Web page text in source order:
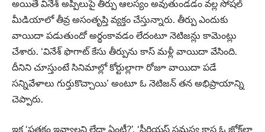
అయితే వినేశ్ అప్పీలుపై తీర్పు ఆలస్యం అవుతుండడం వల్ల సోషల్
మీడియాలో తీవ్ర అసంతృప్తి వ్యక్తం చేస్తున్నారు. తీర్పు ఎందుకు
వాయిదా పడుతుందో అర్థంకావడం లేదంటూ నెటిజన్లు కామెంట్లు
చేశారు. ‘వినేశ్‌ ఫొగాట్ కేసు తీర్పును కాస్‌ మళ్లీ వాయిదా వేసింది.
దీనిని చూస్తుంటే సినిమాల్లో కోర్టుల్లాగా రోజూ వాయిదా పడే
సన్నివేళాలు గుర్తుకొచ్చాయి’ అంటూ ఓ నెటిజన్ తన అభిప్రాయాన్ని
చెప్పారు.
ఇక ‘పతకం ఇవ్వాలని లేదా ఏంటీ?’, ‘సీరియస్ సమస్య కాస్త ఓ జోక్​లా